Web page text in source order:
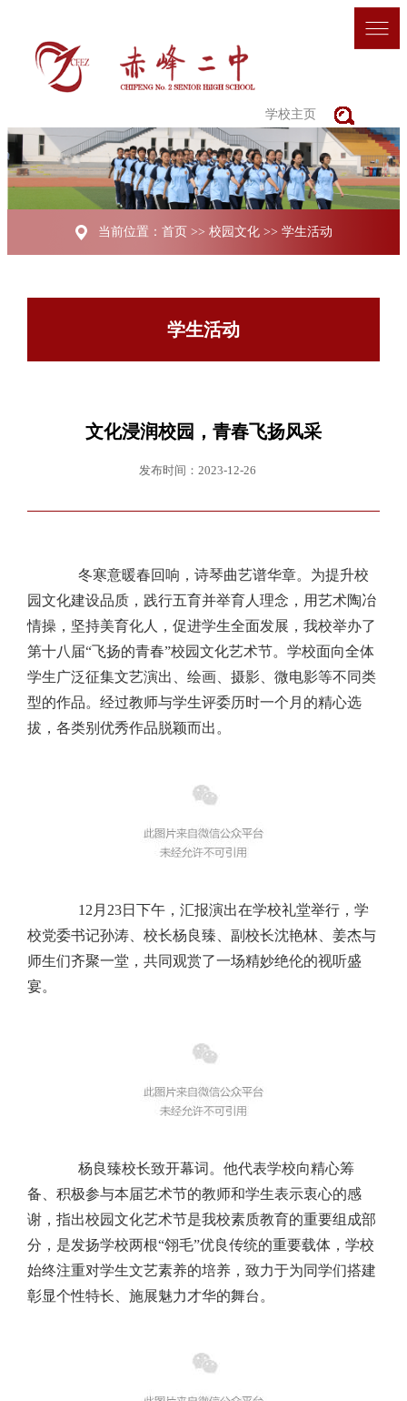
学校主页
当前位置： 首页 >> 校园文化>> 学生活动
学生活动
文化浸润校园，青春飞扬风采
发布时间：2023-12-26
冬寒意暖春回响，诗琴曲艺谱华章。为提升校
园文化建设品质，践行五育并举育人理念，用艺术陶冶
情操，坚持美育化人，促进学生全面发展，我校举办了
第十八届“飞扬的青春”校园文化艺术节。学校面向全体
学生广泛征集文艺演出、绘画、摄影、微电影等不同类
型的作品。经过教师与学生评委历时一个月的精心选
拔，各类别优秀作品脱颖而出。
12月23日下午，汇报演出在学校礼堂举行，学
校党委书记孙涛、校长杨良臻、副校长沈艳林、姜杰与
师生们齐聚一堂，共同观赏了一场精妙绝伦的视听盛
宴。
杨良臻校长致开幕词。他代表学校向精心筹
备、积极参与本届艺术节的教师和学生表示衷心的感
谢，指出校园文化艺术节是我校素质教育的重要组成部
分，是发扬学校两根“翎毛”优良传统的重要载体，学校
始终注重对学生文艺素养的培养，致力于为同学们搭建
彰显个性特长、施展魅力才华的舞台。